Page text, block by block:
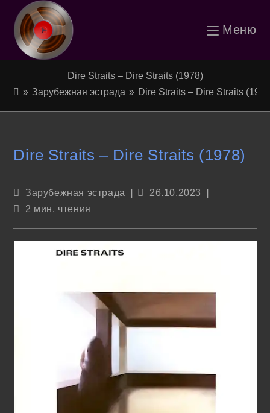
Перейти
содержимому
Меню
Dire Straits – Dire Straits (1978)
» Зарубежная эстрада » Dire Straits – Dire Straits
Dire Straits – Dire Straits (1978)
Рубрика
Зарубежная эстрада
Запись
26.10.2023
Время2 мин. чтения